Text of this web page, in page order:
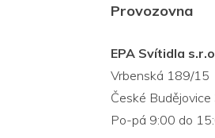
Provozovna
EPA Svítidla
Vrbenská 189/15
České
Po-pá 9:00 do